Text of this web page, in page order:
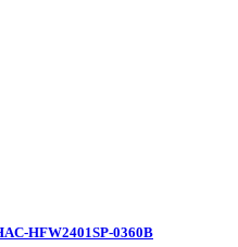
HFW2401SP-0360B